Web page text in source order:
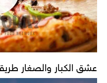
عشق الكبار والصغار